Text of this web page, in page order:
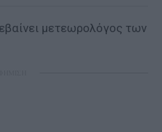
μετεωρολόγος των